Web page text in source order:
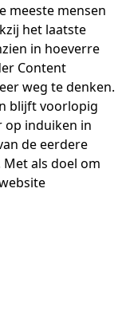
meeste mensen
het laatste
in hoeverre
Content
weg te denken.
blijft voorlopig
op induiken in
de eerdere
als doel om